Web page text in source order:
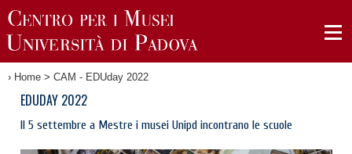
› Home > CAM - EDUday 2022
EDUDAY 2022
Il 5 settembre a Mestre i musei Unipd incontrano le scuole